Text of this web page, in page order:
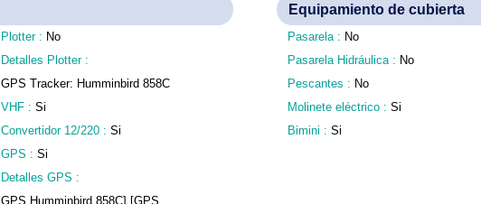
Plotter : No
Detalles Plotter :
GPS Tracker: Humminbird 858C
VHF : Si
Convertidor 12/220 : Si
GPS : Si
Detalles GPS :
GPS Humminbird 858C] [GPS
Equipamiento de cubierta
Pasarela : No
Pasarela Hidráulica : No
Pescantes : No
Molinete eléctrico : Si
Bimini : Si